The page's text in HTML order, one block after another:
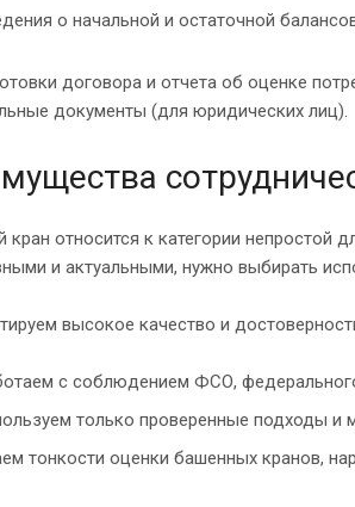
о начальной и остаточной
договора и отчета об оценке
документы (для юридических лиц).
кран относится к категории непростой
и актуальными, нужно выбирать
высокое качество и
с соблюдением ФСО,
только проверенные подходы и
тонкости оценки башенных кранов,